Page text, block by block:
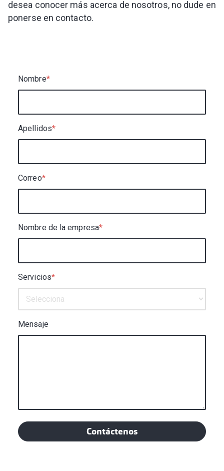
desea conocer más acerca de nosotros, no dude en
ponerse en contacto.
Nombre*
Apellidos*
Correo*
Nombre de la empresa*
Servicios*
Mensaje